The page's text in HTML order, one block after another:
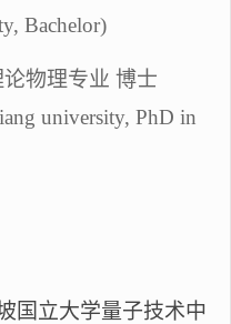
Bachelor)
物理专业 博士
university, PhD in
国立大学量子技术中